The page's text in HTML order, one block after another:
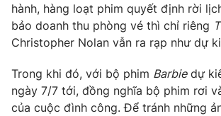
THỜI BÁO VTV
Theo dõi báo trên
hành, hàng loạt phim quyết định rời
bảo doanh thu phòng vé thì chỉ riêng
Christopher Nolan vẫn ra rạp như dự
Trong khi đó, với bộ phim Barbiedự
ngày 7/7 tới, đồng nghĩa bộ phim rơi
của cuộc đình công. Để tránh những